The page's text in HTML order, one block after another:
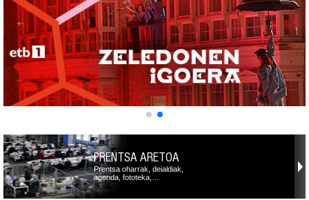
PRENTSA ARETOA
Prentsa oharrak, deialdiak,
agenda, fototeka,…